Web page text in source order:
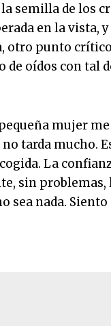
semilla de los
en la
otro punto
de oídos con tal
mujer
tarda mucho.
La
sin problemas,
sea nada.